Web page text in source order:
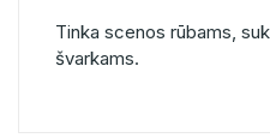
Tinka scenos rūbams,
švarkams.